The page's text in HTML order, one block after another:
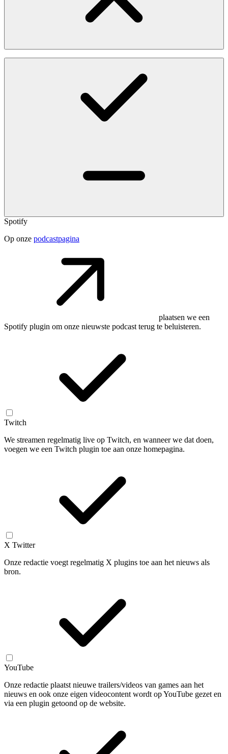
Spotify
Op onze podcastpagina
plaatsen we een
Spotify plugin om onze nieuwste podcast terug te beluisteren.
Twitch
We streamen regelmatig live op Twitch, en wanneer we dat doen,
voegen we een Twitch plugin toe aan onze homepagina.
X Twitter
Onze redactie voegt regelmatig X plugins toe aan het nieuws als
bron.
YouTube
Onze redactie plaatst nieuwe trailers/videos van games aan het
nieuws en ook onze eigen videocontent wordt op YouTube gezet en
via een plugin getoond op de website.